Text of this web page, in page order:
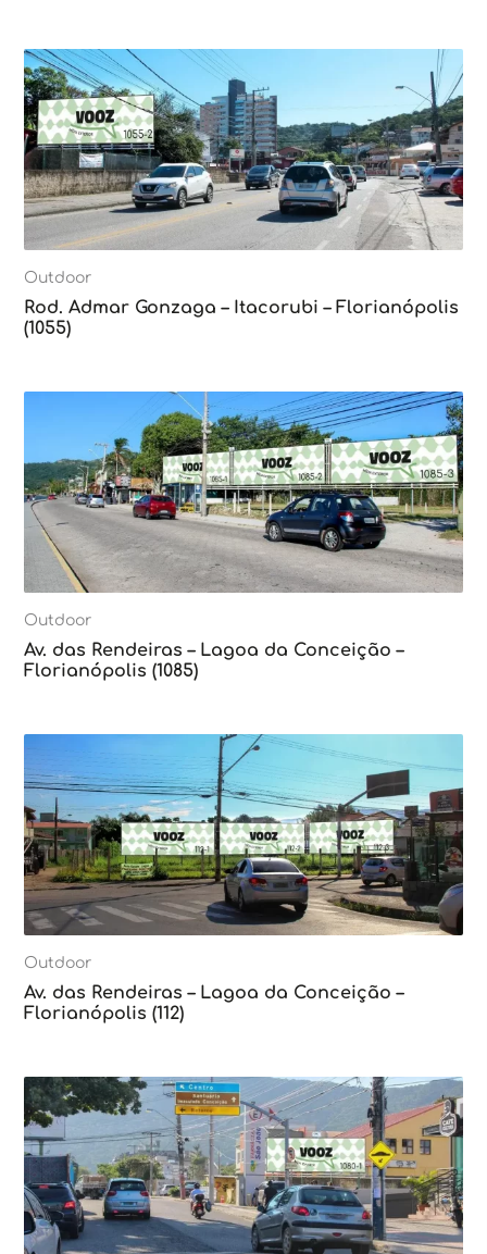
Outdoor
Rod. Admar Gonzaga – Itacorubi – Florianópolis
(1055)
Outdoor
Av. das Rendeiras – Lagoa da Conceição –
Florianópolis (1085)
Outdoor
Av. das Rendeiras – Lagoa da Conceição –
Florianópolis (112)